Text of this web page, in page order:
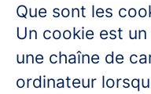
Que sont les
Un cookie est
une chaîne de
ordinateur